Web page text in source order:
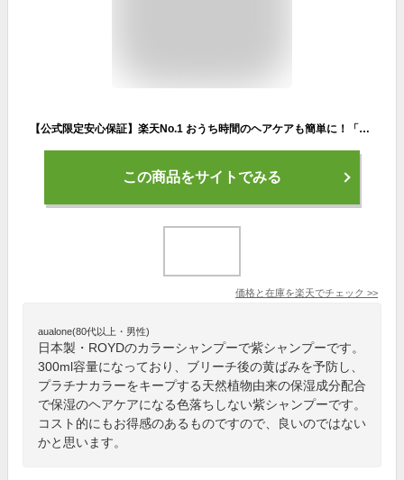
【公式限定安心保証】楽天No.1 おうち時間のヘアケアも簡単に！「本格派」 カラーシャンプー ロイド ROYD 300ml | ヘアカラーシャンプー 紫シャンプー むらさきシャンプー ムラシャン ムラサキシャンプー 白髪染め 白髪 色 落ち しない シャンプー ヘアケア | 紫 ムラサキ
この商品をサイトでみる
価格と在庫を楽天でチェック >>
aualone(80代以上・男性)
日本製・ROYDのカラーシャンプーで紫シャンプーです。
300ml容量になっており、ブリーチ後の黄ばみを予防し、
プラチナカラーをキープする天然植物由来の保湿成分配合
で保湿のヘアケアになる色落ちしない紫シャンプーです。
コスト的にもお得感のあるものですので、良いのではない
かと思います。